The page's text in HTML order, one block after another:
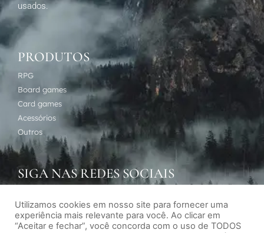
usados.
PRODUTOS
RPG
Board games
Card games
Acessórios
Outros
SIGA NAS REDES SOCIAIS
Utilizamos cookies em nosso site para fornecer uma
experiência mais relevante para você. Ao clicar em
“Aceitar e fechar”, você concorda com o uso de TODOS